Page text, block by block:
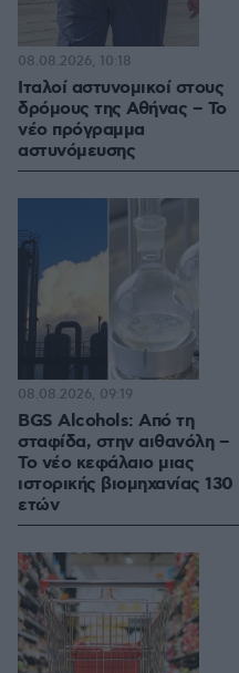
Ιταλοί αστυνομικοί στους
δρόμους της Αθήνας – Το
νέο πρόγραμμα
αστυνόμευσης
08.08.2026, 10:18
BGS Alcohols: Από τη
σταφίδα, στην αιθανόλη –
Το νέο κεφάλαιο μιας
ιστορικής βιομηχανίας 130
ετών
08.08.2026, 09:19